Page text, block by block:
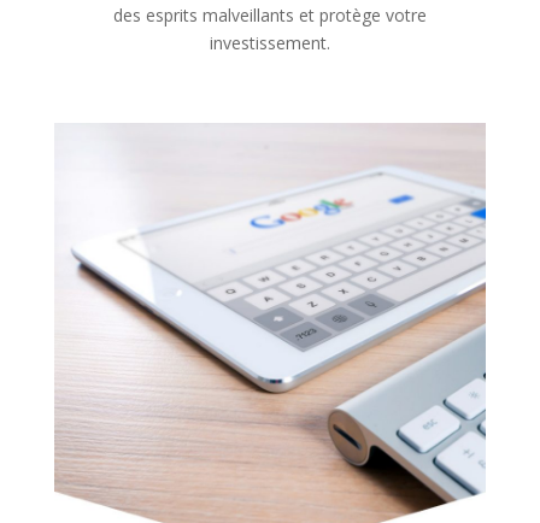
des esprits malveillants et protège votre
investissement.